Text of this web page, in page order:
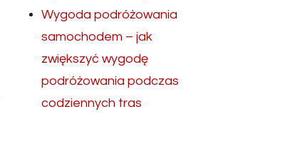
Wygoda podróżowania
samochodem – jak
zwiększyć wygodę
podróżowania podczas
codziennych tras